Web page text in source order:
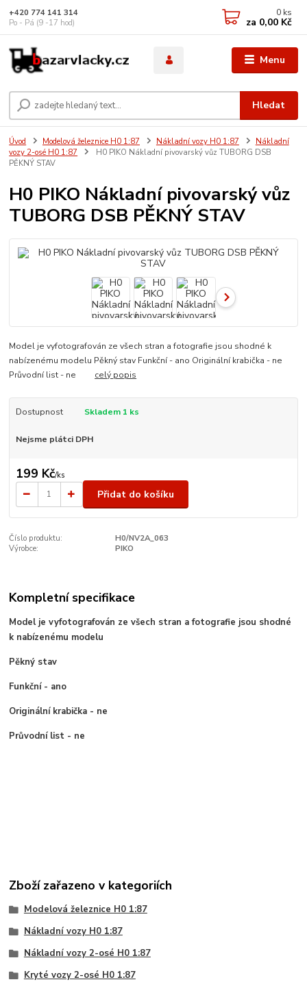
Menu
Hledat
+420 774 141 314
Po - Pá (9 -17 hod)
0 ks
za 0,00 Kč
Úvod Modelová železnice H0 1:87 Nákladní vozy H0 1:87
Nákladní
vozy 2-osé H0 1:87
H0 PIKO Nákladní pivovarský vůz TUBORG DSB
PĚKNÝ STAV
H0 PIKO Nákladní pivovarský vůz
TUBORG DSB PĚKNÝ STAV
Model je vyfotografován ze všech stran a fotografie jsou shodné k
nabízenému modelu Pěkný stav Funkční - ano Originální krabička - ne
Průvodní list - ne celý popis
Dostupnost Skladem 1 ks
Nejsme plátci DPH
199 Kč/ks
Přidat do košíku
Číslo produktu:
H0/NV2A_063
Výrobce:
PIKO
Kompletní specifikace
Model je vyfotografován ze všech stran a fotografie jsou shodné
k nabízenému modelu
Pěkný stav
Funkční - ano
Originální krabička - ne
Průvodní list - ne
Zboží zařazeno v kategoriích
Modelová železnice H0 1:87
Nákladní vozy H0 1:87
Nákladní vozy 2-osé H0 1:87
Kryté vozy 2-osé H0 1:87